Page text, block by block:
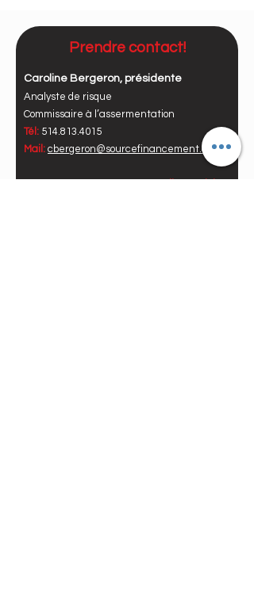
Prendre contact!
Caroline Bergeron, présidente
Analyste de risque
Commissaire à l’assermentation
Tél: 514.813.4015
Mail: cbergeron@sourcefinancement.com